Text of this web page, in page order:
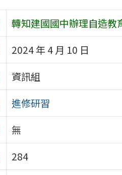
轉知建國國中辦理自造教
2024 年 4 月 10 日
資訊組
進修研習
無
284